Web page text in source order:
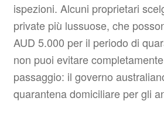
ispezioni. Alcuni proprietari
private più lussuose, che
AUD 5.000 per il periodo di
non puoi evitare
passaggio: il governo
quarantena domiciliare per gli